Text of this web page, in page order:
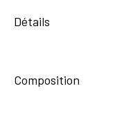
Détails
Composition